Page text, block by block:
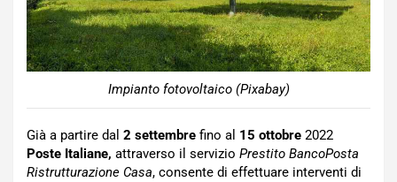
Impianto fotovoltaico (Pixabay)
Già a partire dal 2 settembre fino al 15 ottobre 2022
Poste Italiane, attraverso il servizio Prestito BancoPosta
Ristrutturazione Casa, consente di effettuare interventi di